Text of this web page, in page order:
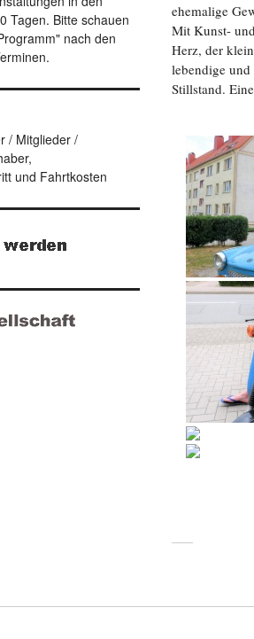
ehemalige
Mit Kunst-
Herz, der
lebendige
Stillstand.
Tagen. Bitte schauen
nach den
/ Mitglieder /
und Fahrtkosten